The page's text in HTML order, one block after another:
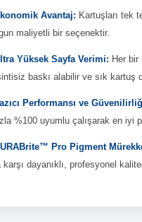
Avantaj: Kartuşları tek
maliyetli bir seçenektir.
Yüksek Sayfa Verimi: Her
baskı alabilir ve sık kartuş
Performansı ve
%100 uyumlu çalışarak en iyi
Pro Pigment
dayanıklı, profesyonel